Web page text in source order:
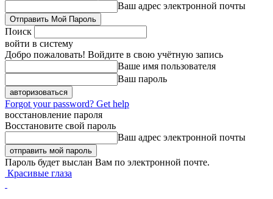
Ваш адрес электронной почты
Поиск
войти в систему
Добро пожаловать! Войдите в свою учётную запись
Ваше имя пользователя
Ваш пароль
Forgot your password? Get help
восстановление пароля
Восстановите свой пароль
Ваш адрес электронной почты
Пароль будет выслан Вам по электронной почте.
Красивые глаза